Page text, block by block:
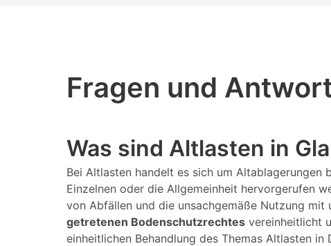
Fragen und
Was sind Altlasten in
Bei Altlasten handelt es sich um Altablagerungen
Einzelnen oder die Allgemeinheit hervorgerufen
von Abfällen und die unsachgemäße Nutzung
getretenen Bodenschutzrechtes vereinheitlicht
einheitlichen Behandlung des Themas Altlasten